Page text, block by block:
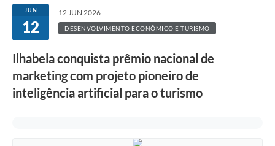
JUN
12
12 JUN 2026
DESENVOLVIMENTO ECONÔMICO E TURISMO
Ilhabela conquista prêmio nacional de
marketing com projeto pioneiro de
inteligência artificial para o turismo